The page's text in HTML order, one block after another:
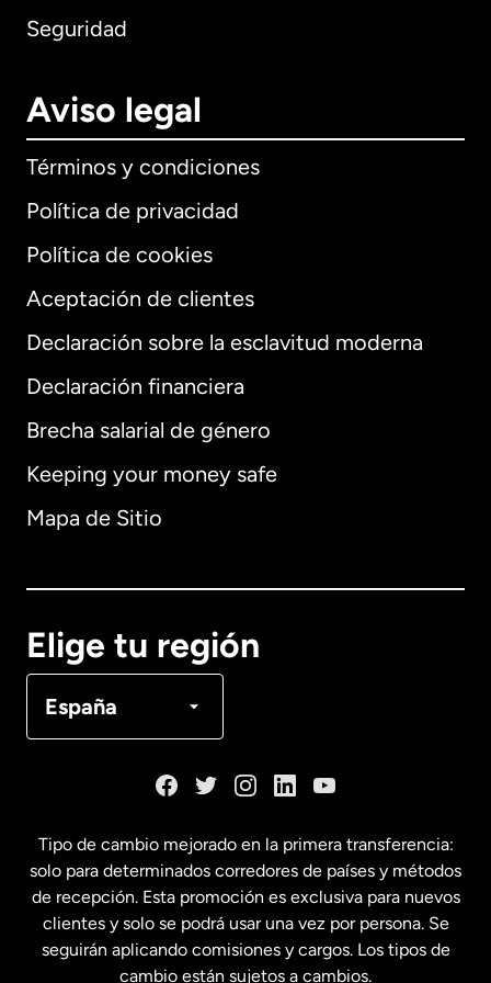
Seguridad
Aviso legal
Términos y condiciones
Política de privacidad
Política de cookies
Aceptación de clientes
Declaración sobre la esclavitud moderna
Declaración financiera
Brecha salarial de género
Keeping your money safe
Mapa de Sitio
Elige tu región
España
Internacional English
Alemania
Français
Estados Unidos English
Estados Unidos Español
Tipo de cambio mejorado en la primera transferencia:
solo para determinados corredores de países y métodos
de recepción. Esta promoción es exclusiva para nuevos
clientes y solo se podrá usar una vez por persona. Se
seguirán aplicando comisiones y cargos. Los tipos de
cambio están sujetos a cambios.